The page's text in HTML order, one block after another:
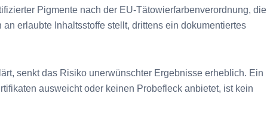
Pigmente nach der EU-Tätowierfarbenverordnung, die
erlaubte Inhaltsstoffe stellt, drittens ein dokumentiertes
senkt das Risiko unerwünschter Ergebnisse erheblich. Ein
ausweicht oder keinen Probefleck anbietet, ist kein